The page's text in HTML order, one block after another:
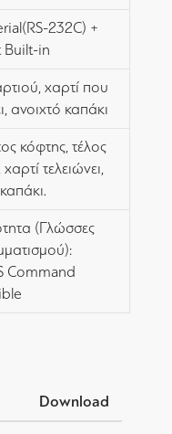
232C) +
Built-in
χαρτί που
ανοιχτό καπάκι
κόφτης, τέλος
τελειώνει,
(Γλώσσες
Command
Download